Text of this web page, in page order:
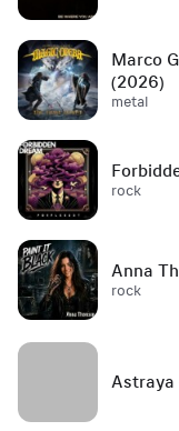
Marco
(2026)
metal
rock
rock
Astraya